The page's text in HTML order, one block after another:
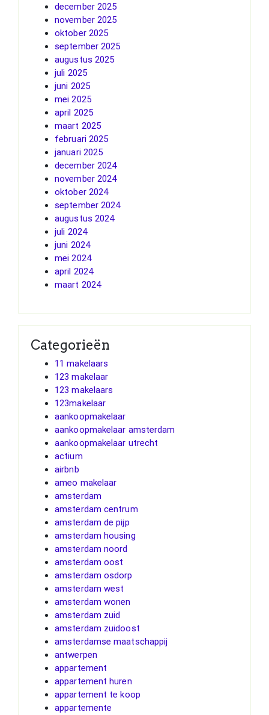
december 2025
november 2025
oktober 2025
september 2025
augustus 2025
juli 2025
juni 2025
mei 2025
april 2025
maart 2025
februari 2025
januari 2025
december 2024
november 2024
oktober 2024
september 2024
augustus 2024
juli 2024
juni 2024
mei 2024
april 2024
maart 2024
Categorieën
11 makelaars
123 makelaar
123 makelaars
123makelaar
aankoopmakelaar
aankoopmakelaar amsterdam
aankoopmakelaar utrecht
actium
airbnb
ameo makelaar
amsterdam
amsterdam centrum
amsterdam de pijp
amsterdam housing
amsterdam noord
amsterdam oost
amsterdam osdorp
amsterdam west
amsterdam wonen
amsterdam zuid
amsterdam zuidoost
amsterdamse maatschappij
antwerpen
appartement
appartement huren
appartement te koop
appartemente